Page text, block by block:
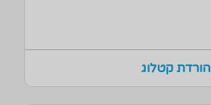
הורדת קטלוג